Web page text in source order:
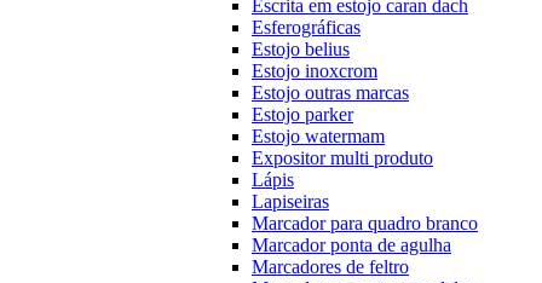
Escrita em estojo caran dach
Esferográficas
Estojo belius
Estojo inoxcrom
Estojo outras marcas
Estojo parker
Estojo watermam
Expositor multi produto
Lápis
Lapiseiras
Marcador para quadro branco
Marcador ponta de agulha
Marcadores de feltro